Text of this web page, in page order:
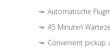
Automatische
45 Minuten
Convenient pickup